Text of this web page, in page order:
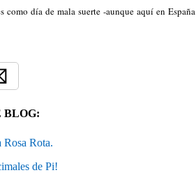
día de mala suerte -aunque aquí en España
BLOG:
Rosa Rota.
de Pi!